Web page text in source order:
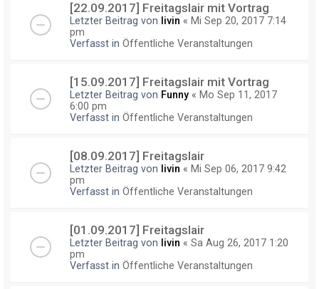
[22.09.2017] Freitagslair mit Vortrag
Letzter Beitrag von livin « Mi Sep 20, 2017 7:14
pm
Verfasst in Öffentliche Veranstaltungen
[15.09.2017] Freitagslair mit Vortrag
Letzter Beitrag von Funny « Mo Sep 11, 2017
6:00 pm
Verfasst in Öffentliche Veranstaltungen
[08.09.2017] Freitagslair
Letzter Beitrag von livin « Mi Sep 06, 2017 9:42
pm
Verfasst in Öffentliche Veranstaltungen
[01.09.2017] Freitagslair
Letzter Beitrag von livin « Sa Aug 26, 2017 1:20
pm
Verfasst in Öffentliche Veranstaltungen